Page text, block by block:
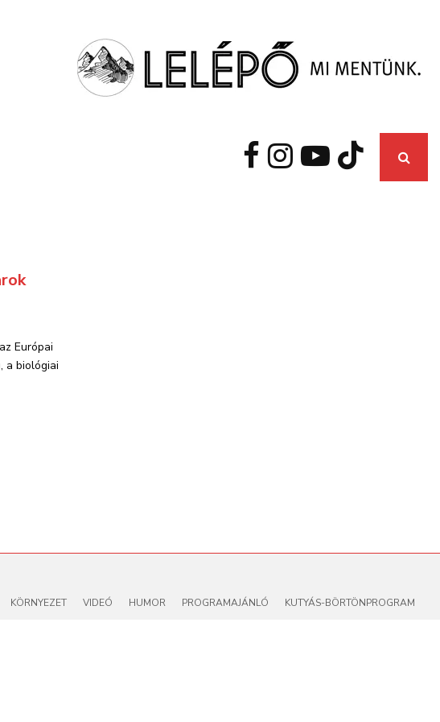
Európai
a biológiai
KÖRNYEZET VIDEÓ HUMOR PROGRAMAJÁNLÓ KUTYÁS-BÖRTÖNPROGRAM